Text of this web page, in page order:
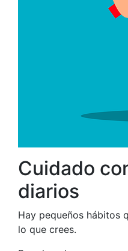
Cuidado
diarios
Hay pequeños hábitos
lo que crees.